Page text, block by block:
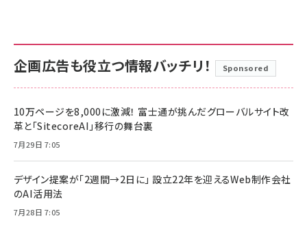
企画広告も役立つ情報バッチリ！ Sponsored
10万ページを8,000に激減！ 富士通が挑んだグローバルサイト改
革と「SitecoreAI」移行の舞台裏
7月29日 7:05
デザイン提案が「2週間→2日に」 設立22年を迎えるWeb制作会社
のAI活用法
7月28日 7:05